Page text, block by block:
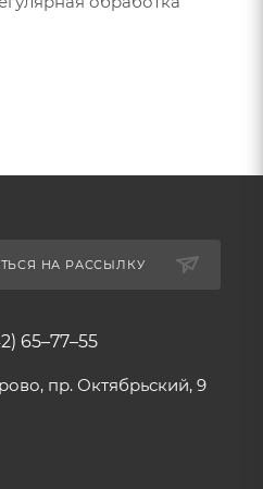
НА РАССЫЛКУ
65–77–55
пр. Октябрьский, 9